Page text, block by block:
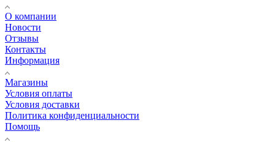
О компании
Новости
Отзывы
Контакты
Информация
Магазины
Условия оплаты
Условия доставки
Политика конфиденциальности
Помощь